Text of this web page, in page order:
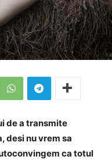
de a transmite
desi nu vrem sa
ca totul